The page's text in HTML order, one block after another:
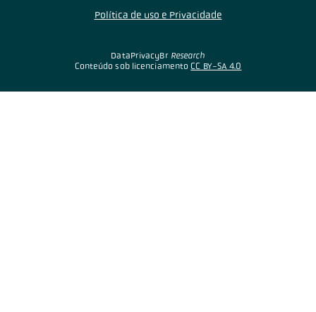
DataPrivacyBr Research
Conteúdo sob licenciamento CC BY-SA 4.0
Política de uso e Privacidade